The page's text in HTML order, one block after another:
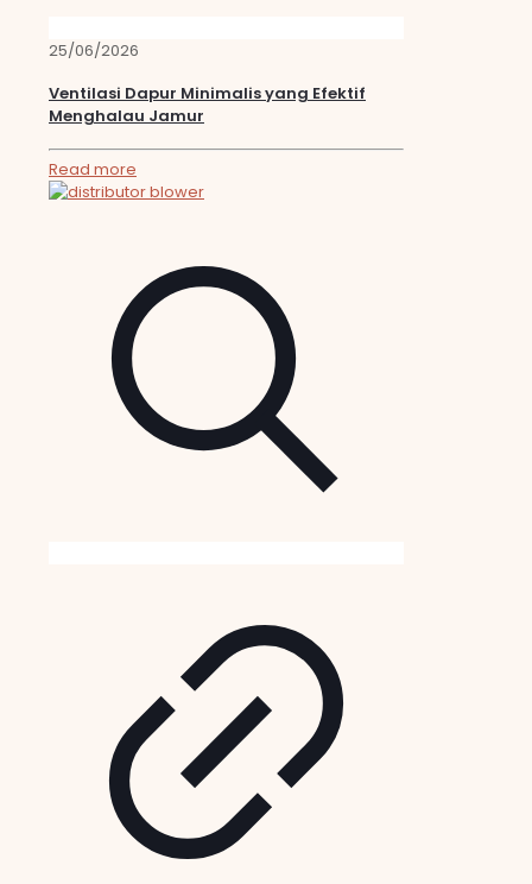
25/06/2026
Ventilasi Dapur Minimalis yang Efektif
Menghalau Jamur
Read more